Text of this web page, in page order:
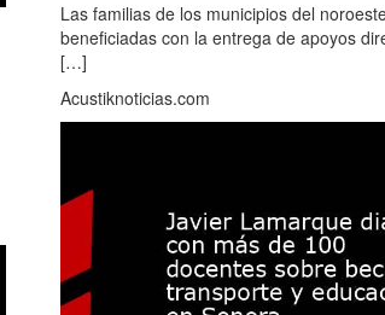
Las familias de los municipios del
beneficiadas con la entrega de apoyos
[…]
Acustiknoticias.com